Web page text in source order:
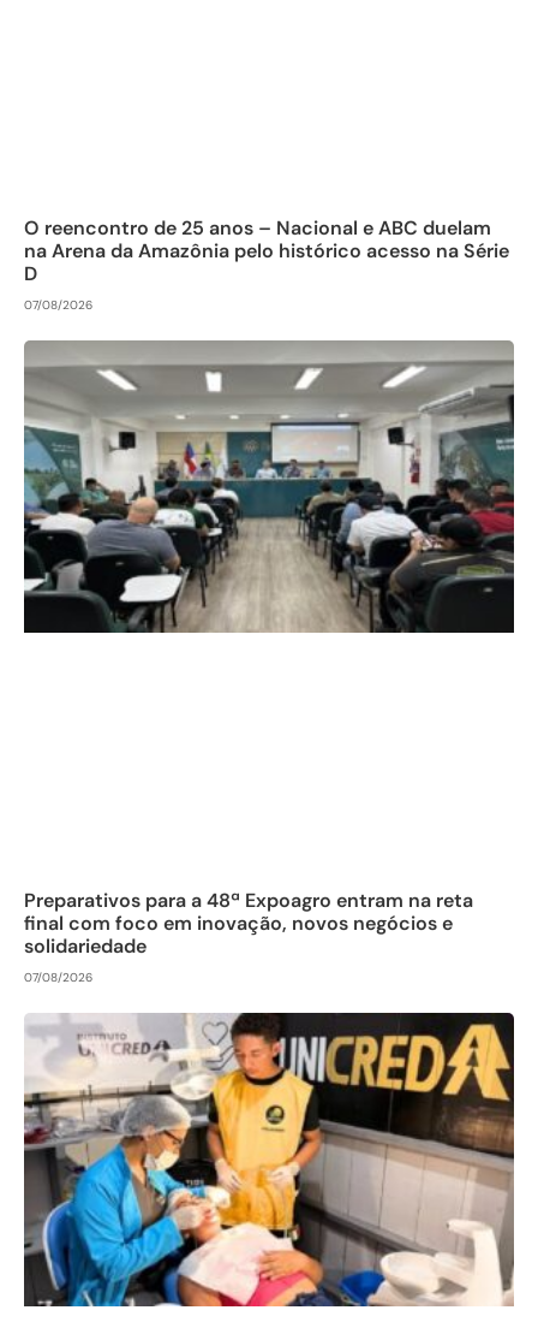
O reencontro de 25 anos – Nacional e ABC duelam
na Arena da Amazônia pelo histórico acesso na Série
D
07/08/2026
Preparativos para a 48ª Expoagro entram na reta
final com foco em inovação, novos negócios e
solidariedade
07/08/2026